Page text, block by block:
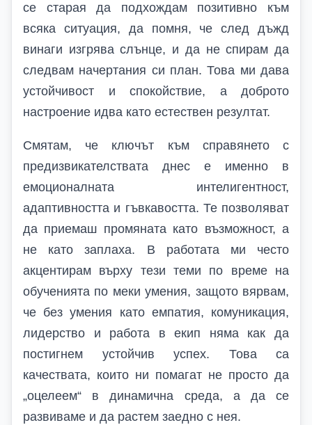
се старая да подхождам позитивно към
всяка ситуация, да помня, че след дъжд
винаги изгрява слънце, и да не спирам да
следвам начертания си план. Това ми дава
устойчивост и спокойствие, а доброто
настроение идва като естествен резултат.
Смятам, че ключът към справянето с
предизвикателствата днес е именно в
емоционалната интелигентност,
адаптивността и гъвкавостта. Те позволяват
да приемаш промяната като възможност, а
не като заплаха. В работата ми често
акцентирам върху тези теми по време на
обученията по меки умения, защото вярвам,
че без умения като емпатия, комуникация,
лидерство и работа в екип няма как да
постигнем устойчив успех. Това са
качествата, които ни помагат не просто да
„оцелеем“ в динамична среда, а да се
развиваме и да растем заедно с нея.